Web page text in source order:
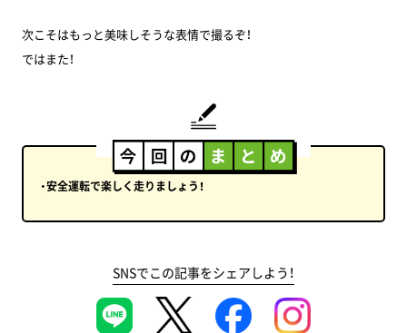
次こそはもっと美味しそうな表情で撮るぞ！
ではまた！
・安全運転で楽しく走りましょう！
SNSでこの記事をシェアしよう！